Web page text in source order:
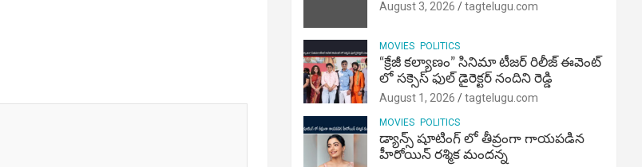
August 3, 2026 tagtelugu.com
MOVIES POLITICS
“క్రేజీ కల్యాణం” సినిమా టీజర్ రిలీజ్ ఈవెంట్
లో సక్సెస్ ఫుల్ డైరెక్టర్ నందిని రెడ్డి
August 1, 2026 tagtelugu.com
MOVIES POLITICS
డ్యాన్స్ షూటింగ్ లో తీవ్రంగా గాయపడిన
హీరోయిన్ రశ్మిక మందన్న